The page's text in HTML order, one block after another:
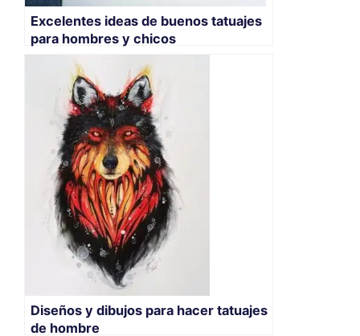
Excelentes ideas de buenos tatuajes
para hombres y chicos
Diseños y dibujos para hacer tatuajes
de hombre